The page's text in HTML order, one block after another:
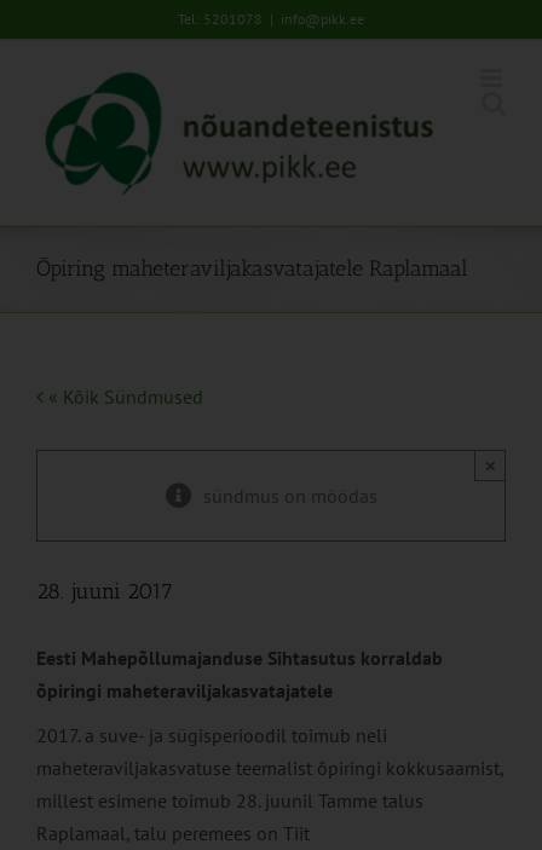
to
Tel: 5201078 | info@pikk.ee
Õpiring maheteraviljakasvatajatele Raplamaal
« Kõik Sündmused
sündmus on möödas
×
28. juuni 2017
Eesti Mahepõllumajanduse Sihtasutus korraldab
õpiringi maheteraviljakasvatajatele
2017. a suve- ja sügisperioodil toimub neli
maheteraviljakasvatuse teemalist õpiringi kokkusaamist,
millest esimene toimub 28. juunil Tamme talus
Raplamaal, talu peremees on Tiit